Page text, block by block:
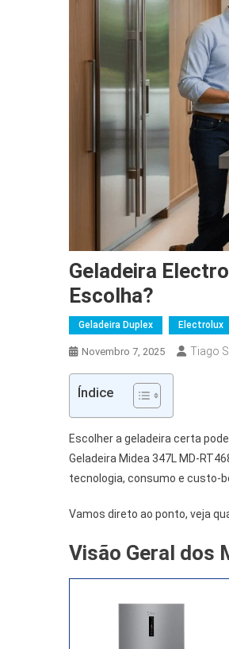
Geladeira
Escolha?
Geladeira Duplex Electrolux
Novembro 7, 2025 Tiago
Índice
Escolher a geladeira certa
Geladeira Midea 347L MD-
tecnologia, consumo e custo-
Vamos direto ao ponto, veja
Visão Geral dos